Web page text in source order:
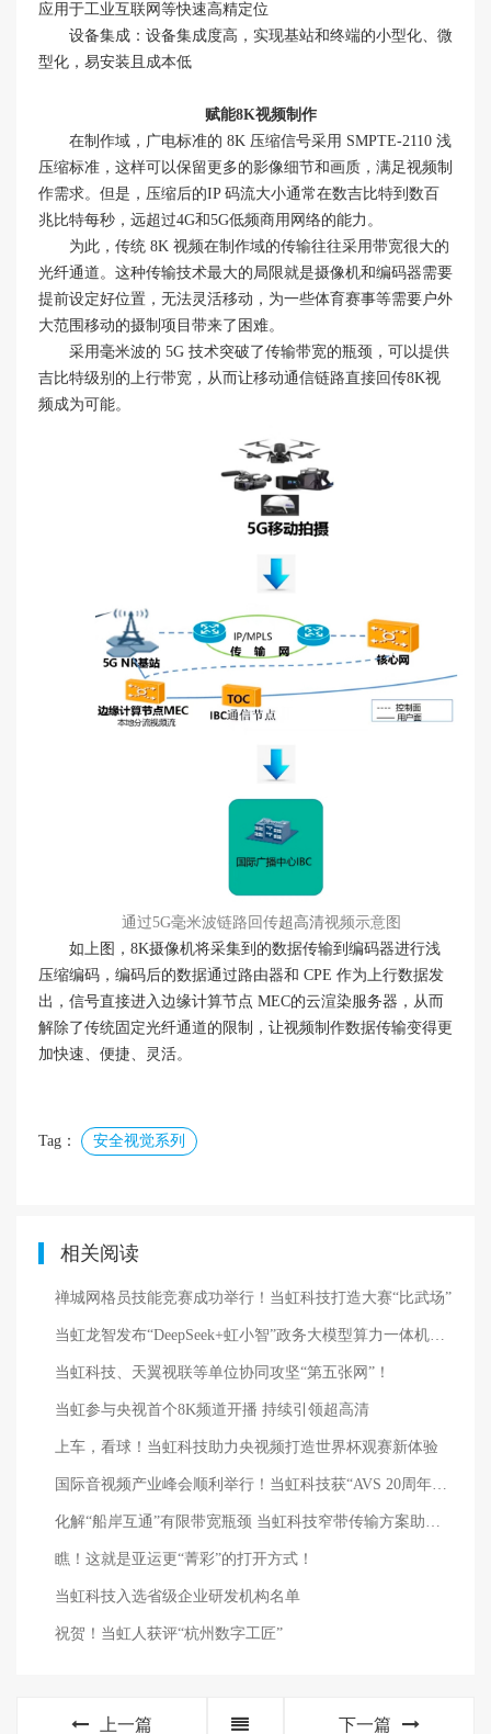
应用于工业互联网等快速高精定位
设备集成：设备集成度高，实现基站和终端的小型化、微
型化，易安装且成本低
赋能8K视频制作
在制作域，广电标准的 8K 压缩信号采用 SMPTE-2110 浅
压缩标准，这样可以保留更多的影像细节和画质，满足视频制
作需求。但是，压缩后的IP 码流大小通常在数吉比特到数百
兆比特每秒，远超过4G和5G低频商用网络的能力。
为此，传统 8K 视频在制作域的传输往往采用带宽很大的
光纤通道。这种传输技术最大的局限就是摄像机和编码器需要
提前设定好位置，无法灵活移动，为一些体育赛事等需要户外
大范围移动的摄制项目带来了困难。
采用毫米波的 5G 技术突破了传输带宽的瓶颈，可以提供
吉比特级别的上行带宽，从而让移动通信链路直接回传8K视
频成为可能。
通过5G毫米波链路回传超高清视频示意图
如上图，8K摄像机将采集到的数据传输到编码器进行浅
压缩编码，编码后的数据通过路由器和 CPE 作为上行数据发
出，信号直接进入边缘计算节点 MEC的云渲染服务器，从而
解除了传统固定光纤通道的限制，让视频制作数据传输变得更
加快速、便捷、灵活。
Tag： 安全视觉系列
相关阅读
禅城网格员技能竞赛成功举行！当虹科技打造大赛“比武场”
当虹龙智发布“DeepSeek+虹小智”政务大模型算力一体机，助力基层指尖减负！
当虹科技、天翼视联等单位协同攻坚“第五张网”！
当虹参与央视首个8K频道开播 持续引领超高清
上车，看球！当虹科技助力央视频打造世界杯观赛新体验
国际音视频产业峰会顺利举行！当虹科技获“AVS 20周年20人”荣誉
化解“船岸互通”有限带宽瓶颈 当虹科技窄带传输方案助力远洋船舶数字化
瞧！这就是亚运更“菁彩”的打开方式！
当虹科技入选省级企业研发机构名单
祝贺！当虹人获评“杭州数字工匠”
上一篇 下一篇